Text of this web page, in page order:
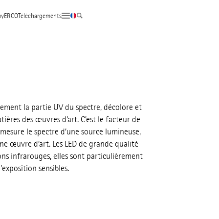
Téléchargements
la partie UV du spectre, décolore et
des œuvres d’art. C’est le facteur de
le spectre d’une source lumineuse,
œuvre d’art. Les LED de grande qualité
infrarouges, elles sont particulièrement
sensibles.